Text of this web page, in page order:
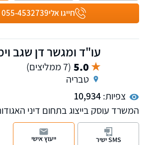
חייגו אלי055-4532739
עו"ד ומגשר דן שגב
5.0 (7 ממליצים)
טבריה
צפיות:10,934
המשרד עוסק בייצוג בתחום דיני
שיתופיות, מושבים וקיבוצים, דיני מקרקעין
משפחה
SMS ישיר ייעוץ אישי